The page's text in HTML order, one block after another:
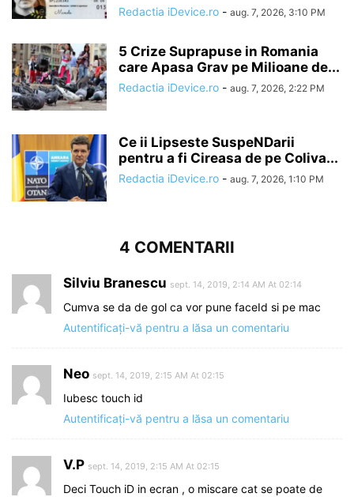
Redactia iDevice.ro - aug. 7, 2026, 3:10 PM
5 Crize Suprapuse in Romania
care Apasa Grav pe Milioane de...
Redactia iDevice.ro - aug. 7, 2026, 2:22 PM
Ce ii Lipseste SuspeNDarii
pentru a fi Cireasa de pe Coliva...
Redactia iDevice.ro - aug. 7, 2026, 1:10 PM
4 COMENTARII
Silviu Branescu sept. 14, 2019, 2:14 AM At 02:14
Cumva se da de gol ca vor pune faceId si pe mac
Autentificați-vă pentru a lăsa un comentariu
Neo sept. 14, 2019, 2:15 AM At 02:15
Iubesc touch id
Autentificați-vă pentru a lăsa un comentariu
V.P sept. 14, 2019, 2:15 AM At 02:15
Deci Touch iD in ecran , o miscare cat se poate de